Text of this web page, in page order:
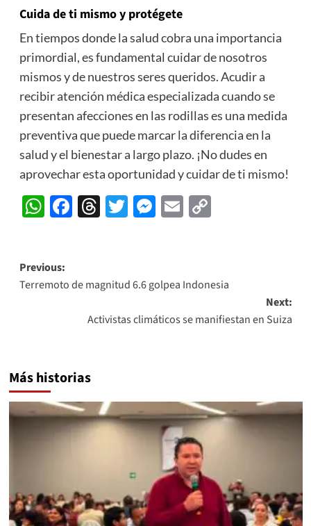
Cuida de ti mismo y protégete
En tiempos donde la salud cobra una importancia
primordial, es fundamental cuidar de nosotros
mismos y de nuestros seres queridos. Acudir a
recibir atención médica especializada cuando se
presentan afecciones en las rodillas es una medida
preventiva que puede marcar la diferencia en la
salud y el bienestar a largo plazo. ¡No dudes en
aprovechar esta oportunidad y cuidar de ti mismo!
WhatsApp
Facebook
Threads
Twitter
Messenger
EmailCopy
Post
navigation
Previous:
Terremoto de magnitud 6.6 golpea Indonesia
Next:
Activistas climáticos se manifiestan en Suiza
Más historias